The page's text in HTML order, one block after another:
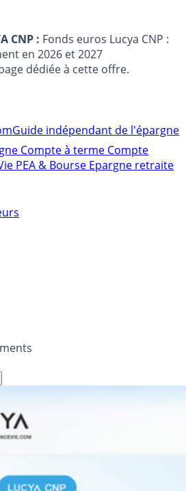
CNP : Fonds euros Lucya CNP :
en 2026 et 2027
dédiée à cette offre.
Guide indépendant de l'épargne
Compte à terme Compte
PEA & Bourse Epargne retraite